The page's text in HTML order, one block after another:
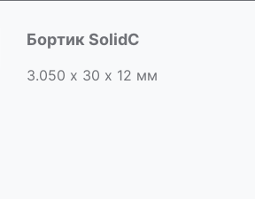
Бортик SolidC
3.050 х 30 х 12 мм